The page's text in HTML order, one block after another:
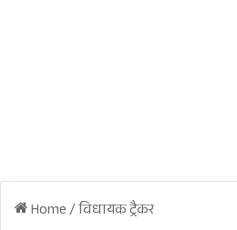
Home/विधायक ट्रैकर